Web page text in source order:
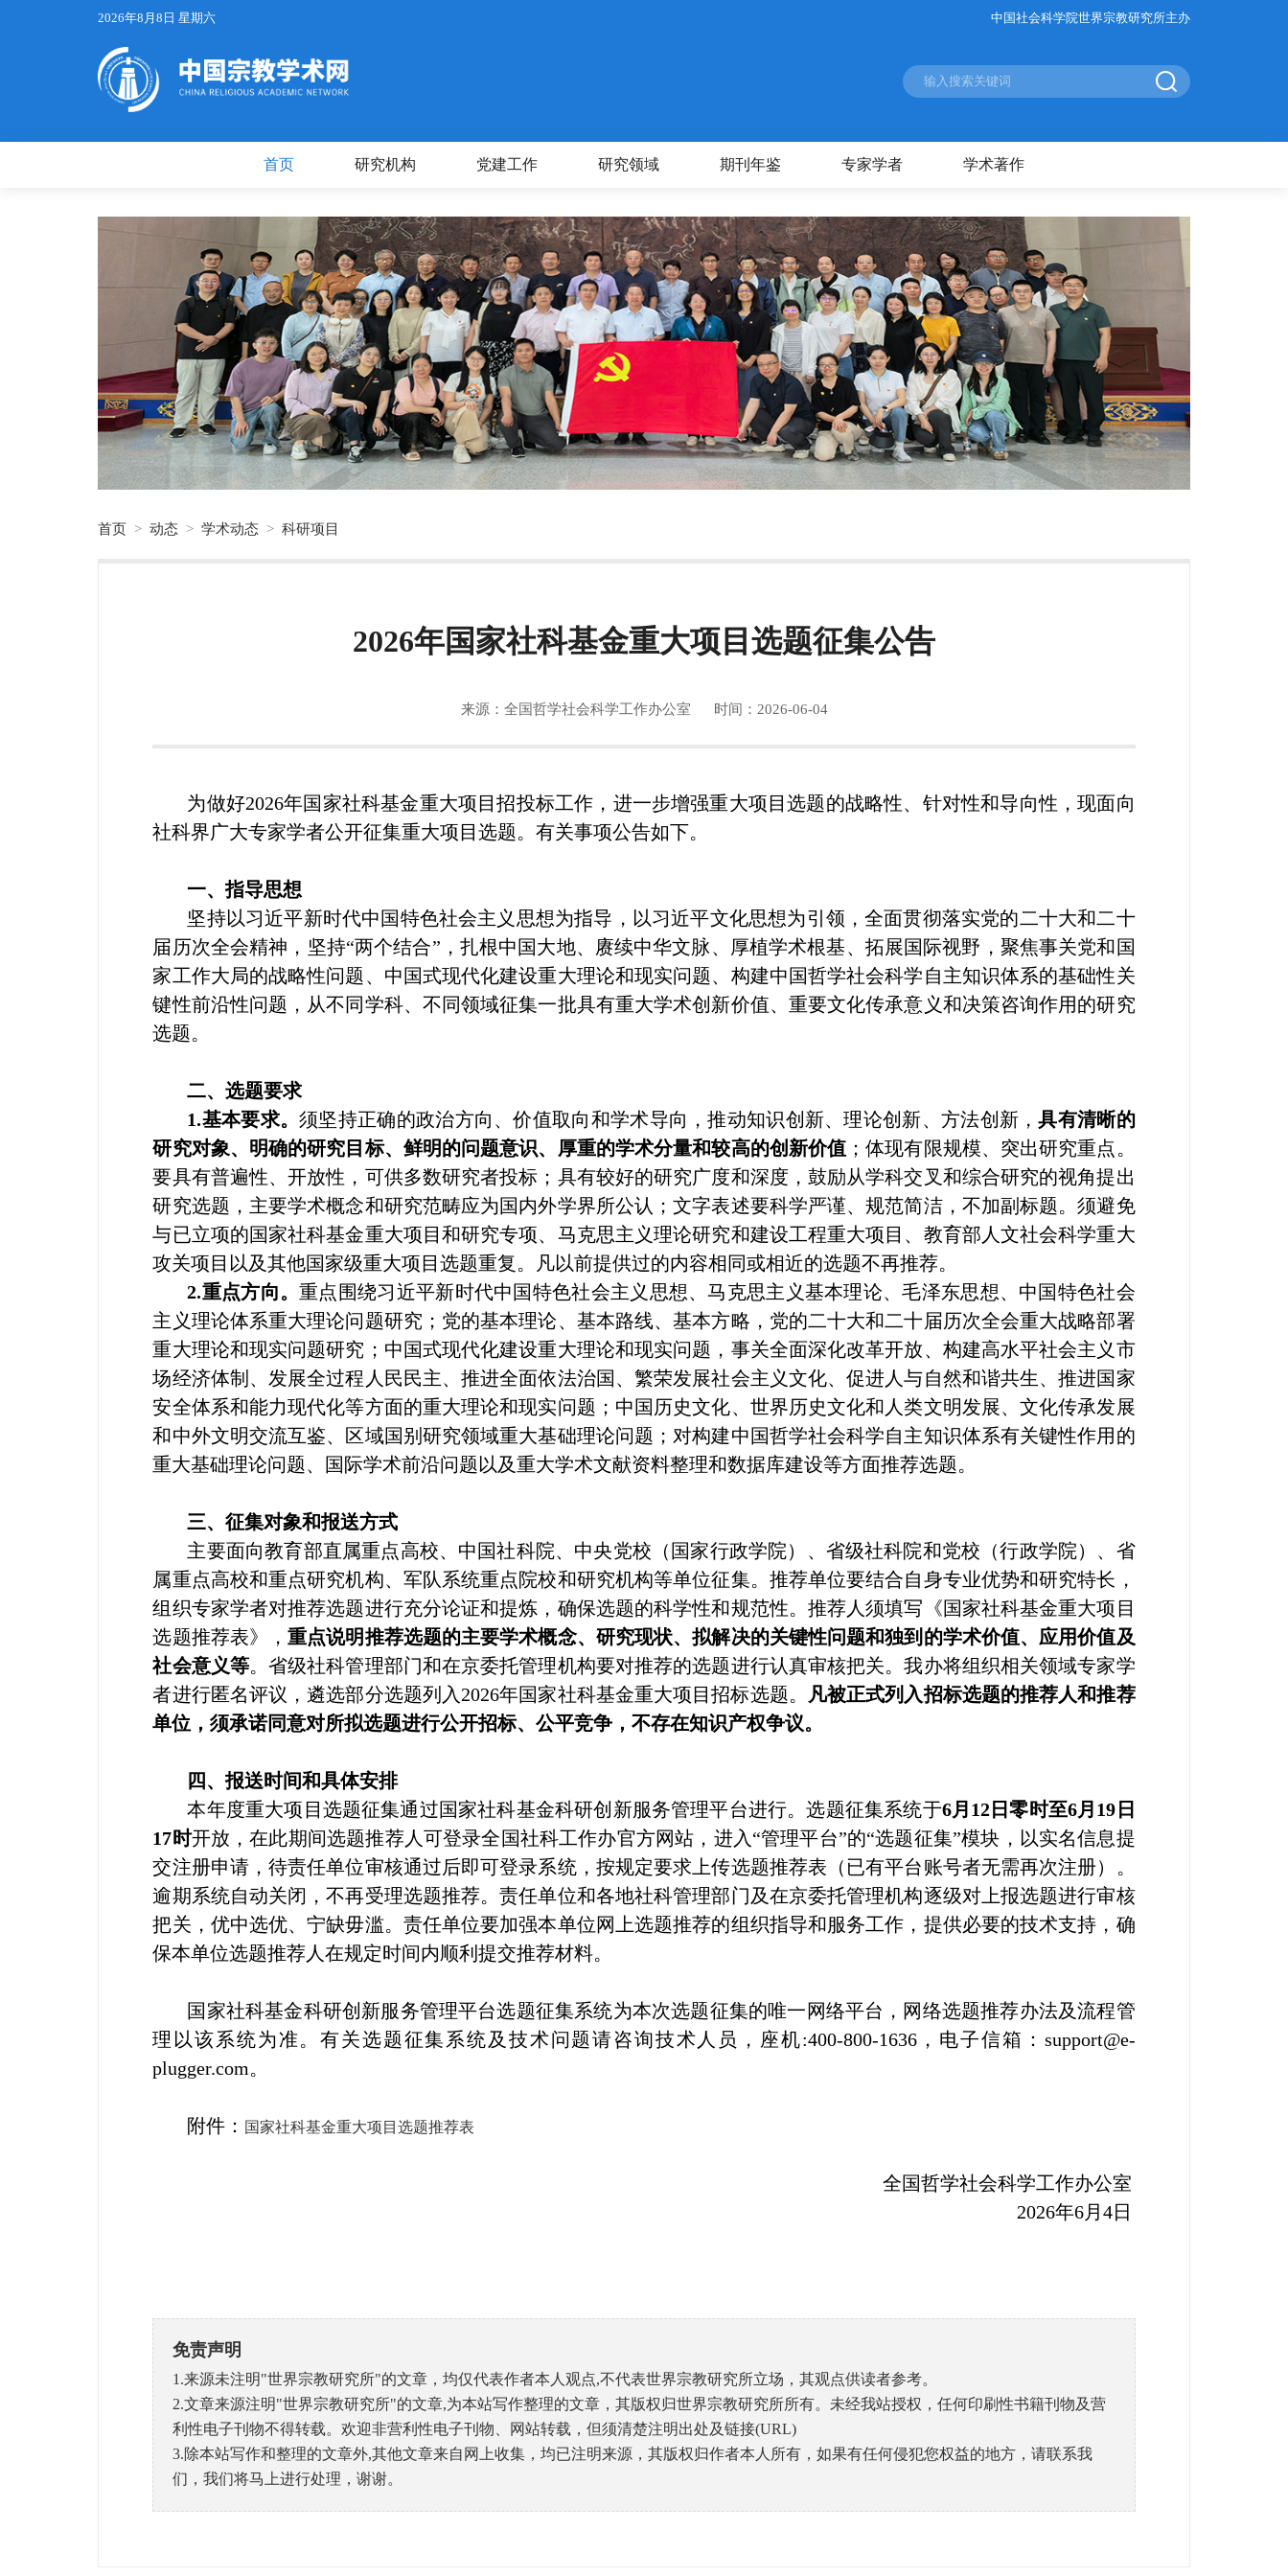
2026年8月8日 星期六 中国社会科学院世界宗教研究所主办
首页 研究机构 党建工作 研究领域 期刊年鉴 专家学者 学术著作
首页 > 动态 > 学术动态 > 科研项目
2026年国家社科基金重大项目选题征集公告
来源：全国哲学社会科学工作办公室 时间：2026-06-04
为做好2026年国家社科基金重大项目招投标工作，进一步增强重大项目选题的战略性、针对性和导向性，现面向
社科界广大专家学者公开征集重大项目选题。有关事项公告如下。
一、指导思想
坚持以习近平新时代中国特色社会主义思想为指导，以习近平文化思想为引领，全面贯彻落实党的二十大和二十
届历次全会精神，坚持“两个结合”，扎根中国大地、赓续中华文脉、厚植学术根基、拓展国际视野，聚焦事关党和国
家工作大局的战略性问题、中国式现代化建设重大理论和现实问题、构建中国哲学社会科学自主知识体系的基础性关
键性前沿性问题，从不同学科、不同领域征集一批具有重大学术创新价值、重要文化传承意义和决策咨询作用的研究
选题。
二、选题要求
1.基本要求。须坚持正确的政治方向、价值取向和学术导向，推动知识创新、理论创新、方法创新，具有清晰的
研究对象、明确的研究目标、鲜明的问题意识、厚重的学术分量和较高的创新价值 ；体现有限规模、突出研究重点。
要具有普遍性、开放性，可供多数研究者投标；具有较好的研究广度和深度，鼓励从学科交叉和综合研究的视角提出
研究选题，主要学术概念和研究范畴应为国内外学界所公认；文字表述要科学严谨、规范简洁，不加副标题。须避免
与已立项的国家社科基金重大项目和研究专项、马克思主义理论研究和建设工程重大项目、教育部人文社会科学重大
攻关项目以及其他国家级重大项目选题重复。凡以前提供过的内容相同或相近的选题不再推荐。
2.重点方向。重点围绕习近平新时代中国特色社会主义思想、马克思主义基本理论、毛泽东思想、中国特色社会
主义理论体系重大理论问题研究；党的基本理论、基本路线、基本方略，党的二十大和二十届历次全会重大战略部署
重大理论和现实问题研究；中国式现代化建设重大理论和现实问题，事关全面深化改革开放、构建高水平社会主义市
场经济体制、发展全过程人民民主、推进全面依法治国、繁荣发展社会主义文化、促进人与自然和谐共生、推进国家
安全体系和能力现代化等方面的重大理论和现实问题；中国历史文化、世界历史文化和人类文明发展、文化传承发展
和中外文明交流互鉴、区域国别研究领域重大基础理论问题；对构建中国哲学社会科学自主知识体系有关键性作用的
重大基础理论问题、国际学术前沿问题以及重大学术文献资料整理和数据库建设等方面推荐选题。
三、征集对象和报送方式
主要面向教育部直属重点高校、中国社科院、中央党校（国家行政学院）、省级社科院和党校（行政学院）、省
属重点高校和重点研究机构、军队系统重点院校和研究机构等单位征集。推荐单位要结合自身专业优势和研究特长，
组织专家学者对推荐选题进行充分论证和提炼，确保选题的科学性和规范性。推荐人须填写《国家社科基金重大项目
选题推荐表》，重点说明推荐选题的主要学术概念、研究现状、拟解决的关键性问题和独到的学术价值、应用价值及
社会意义等。省级社科管理部门和在京委托管理机构要对推荐的选题进行认真审核把关。我办将组织相关领域专家学
者进行匿名评议，遴选部分选题列入2026年国家社科基金重大项目招标选题。
凡被正式列入招标选题的推荐人和推荐
单位，须承诺同意对所拟选题进行公开招标、公平竞争，不存在知识产权争议。
四、报送时间和具体安排
本年度重大项目选题征集通过国家社科基金科研创新服务管理平台进行。选题征集系统于6月12日零时至6月19日
17时开放，在此期间选题推荐人可登录全国社科工作办官方网站，进入“管理平台”的“选题征集”模块，以实名信息提
交注册申请，待责任单位审核通过后即可登录系统，按规定要求上传选题推荐表（已有平台账号者无需再次注册）。
逾期系统自动关闭，不再受理选题推荐。责任单位和各地社科管理部门及在京委托管理机构逐级对上报选题进行审核
把关，优中选优、宁缺毋滥。责任单位要加强本单位网上选题推荐的组织指导和服务工作，提供必要的技术支持，确
保本单位选题推荐人在规定时间内顺利提交推荐材料。
国家社科基金科研创新服务管理平台选题征集系统为本次选题征集的唯一网络平台，网络选题推荐办法及流程管
理以该系统为准。有关选题征集系统及技术问题请咨询技术人员，座机:400-800-1636，电子信箱：support@e-
plugger.com。
附件： 国家社科基金重大项目选题推荐表
全国哲学社会科学工作办公室
2026年6月4日
免责声明
1.来源未注明"世界宗教研究所"的文章，均仅代表作者本人观点,不代表世界宗教研究所立场，其观点供读者参考。
2.文章来源注明"世界宗教研究所"的文章,为本站写作整理的文章，其版权归世界宗教研究所所有。未经我站授权，任何印刷性书籍刊物及营
利性电子刊物不得转载。欢迎非营利性电子刊物、网站转载，但须清楚注明出处及链接(URL)
3.除本站写作和整理的文章外,其他文章来自网上收集，均已注明来源，其版权归作者本人所有，如果有任何侵犯您权益的地方，请联系我
们，我们将马上进行处理，谢谢。